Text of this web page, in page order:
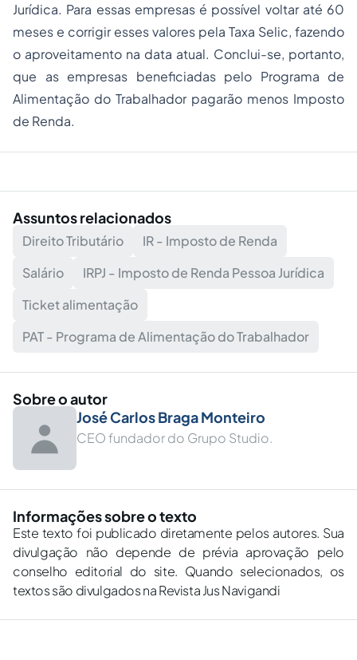
Jurídica. Para essas empresas é possível voltar até 60
meses e corrigir esses valores pela Taxa Selic, fazendo
o aproveitamento na data atual. Conclui-se, portanto,
que as empresas beneficiadas pelo Programa de
Alimentação do Trabalhador pagarão menos Imposto
de Renda.
Assuntos relacionados
Direito Tributário
IR - Imposto de Renda
Salário
IRPJ - Imposto de Renda Pessoa Jurídica
Ticket alimentação
PAT - Programa de Alimentação do Trabalhador
Sobre o autor
José Carlos Braga Monteiro
CEO fundador do Grupo Studio.
Informações sobre o texto
Este texto foi publicado diretamente pelos autores. Sua
divulgação não depende de prévia aprovação pelo
conselho editorial do site. Quando selecionados, os
textos são divulgados na Revista Jus Navigandi